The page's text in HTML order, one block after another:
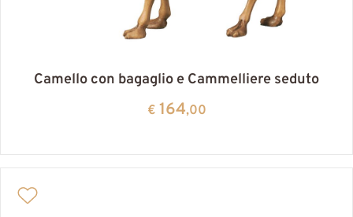
Camello con bagaglio e Cammelliere seduto
€164,00